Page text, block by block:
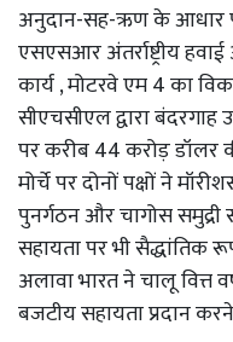
अनुदान-सह-ऋण के आधार
एसएसआर अंतर्राष्ट्रीय
कार्य , मोटरवे एम 4 का
सीएचसीएल द्वारा
पर करीब 44 करोड़ डॉलर
मोर्चे पर दोनों पक्षों ने
पुनर्गठन और चागोस समुद्री
सहायता पर भी सैद्धांतिक
अलावा भारत ने चालू वित्त
बजटीय सहायता प्रदान